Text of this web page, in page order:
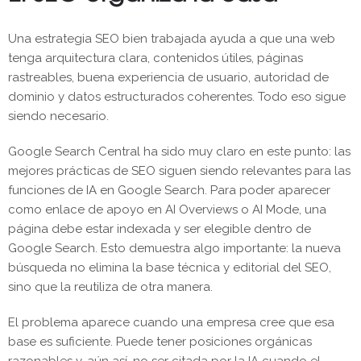
Una estrategia SEO bien trabajada ayuda a que una web
tenga arquitectura clara, contenidos útiles, páginas
rastreables, buena experiencia de usuario, autoridad de
dominio y datos estructurados coherentes. Todo eso sigue
siendo necesario.
Google Search Central ha sido muy claro en este punto: las
mejores prácticas de SEO siguen siendo relevantes para las
funciones de IA en Google Search. Para poder aparecer
como enlace de apoyo en AI Overviews o AI Mode, una
página debe estar indexada y ser elegible dentro de
Google Search. Esto demuestra algo importante: la nueva
búsqueda no elimina la base técnica y editorial del SEO,
sino que la reutiliza de otra manera.
El problema aparece cuando una empresa cree que esa
base es suficiente. Puede tener posiciones orgánicas